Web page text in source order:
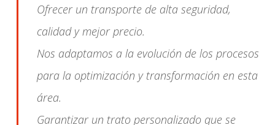
Ofrecer un transporte de alta seguridad,
calidad y mejor precio.
Nos adaptamos a la evolución de los procesos
para la optimización y transformación en esta
área.
Garantizar un trato personalizado que se